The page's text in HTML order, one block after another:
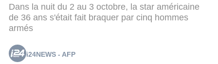
Dans la nuit du 2 au 3 octobre, la star américaine
de 36 ans s'était fait braquer par cinq hommes
armés
i24NEWS - AFP